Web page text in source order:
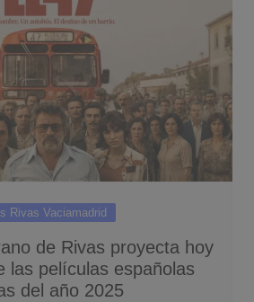
Rivas Vaciamadrid
de Rivas proyecta hoy
las películas españolas
del año 2025